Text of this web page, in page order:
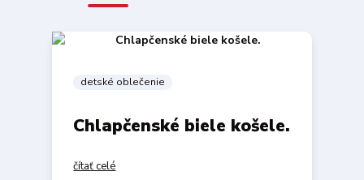
detské oblečenie
Chlapčenské biele košele.
čítať celé